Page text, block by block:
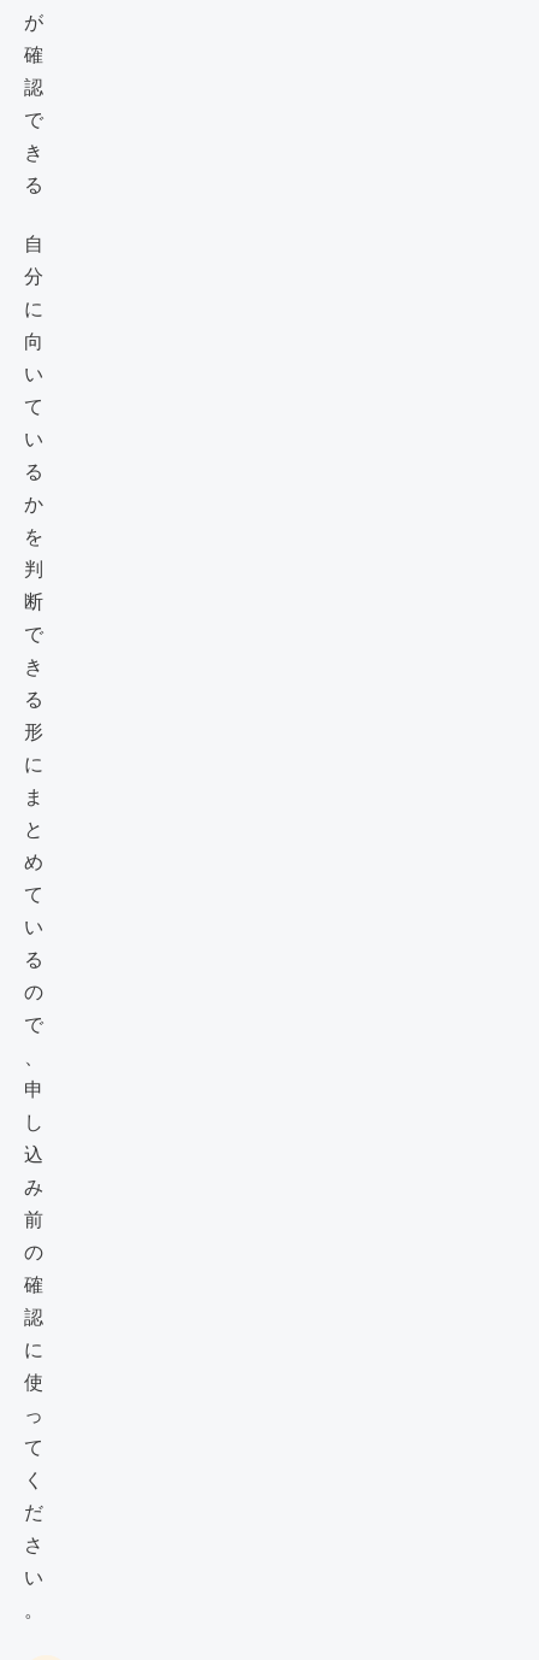
自
分
に
向
い
て
い
る
か
を
判
断
で
き
る
形
に
ま
と
め
て
い
る
の
で
、
申
し
込
み
前
の
確
認
に
使
っ
て
く
だ
さ
い
。